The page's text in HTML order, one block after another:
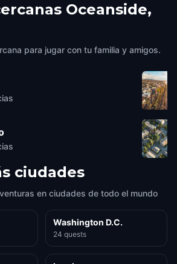
Oceanside,
para jugar con tu familia y amigos.
ciudades
en ciudades de todo el mundo
Washington D.C.
24 quests